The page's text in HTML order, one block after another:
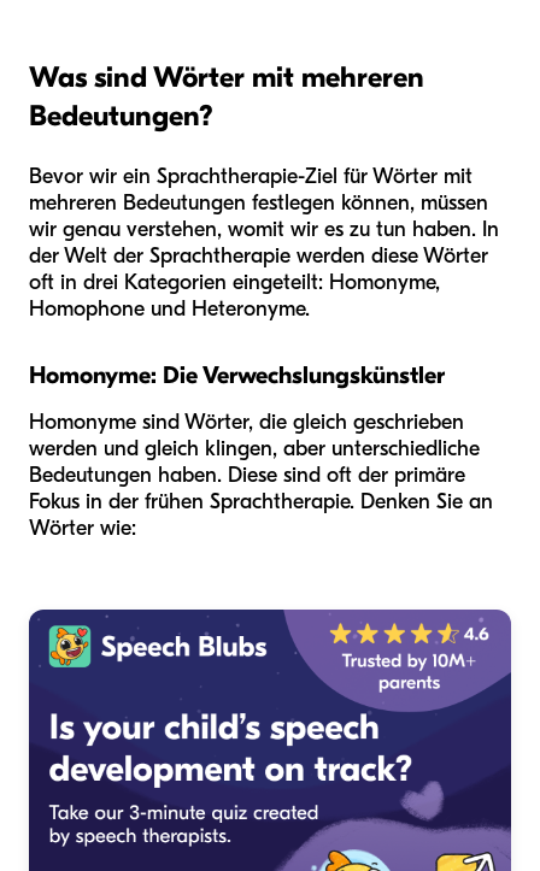
Was sind Wörter mit mehreren
Bedeutungen?
Bevor wir ein Sprachtherapie-Ziel für Wörter mit
mehreren Bedeutungen festlegen können, müssen
wir genau verstehen, womit wir es zu tun haben. In
der Welt der Sprachtherapie werden diese Wörter
oft in drei Kategorien eingeteilt: Homonyme,
Homophone und Heteronyme.
Homonyme: Die Verwechslungskünstler
Homonyme sind Wörter, die gleich geschrieben
werden und gleich klingen, aber unterschiedliche
Bedeutungen haben. Diese sind oft der primäre
Fokus in der frühen Sprachtherapie. Denken Sie an
Wörter wie: